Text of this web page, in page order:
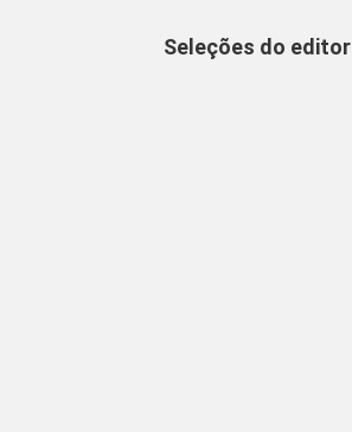
Seleções do editor